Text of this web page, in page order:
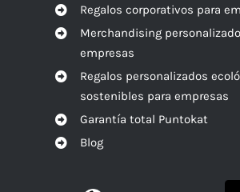
Regalos corporativos para
Merchandising
empresas
Regalos personalizados
sostenibles para empresas
Garantía total Puntokat
Blog